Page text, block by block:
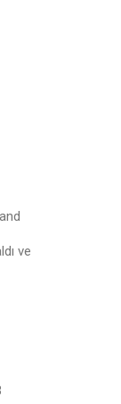
ve